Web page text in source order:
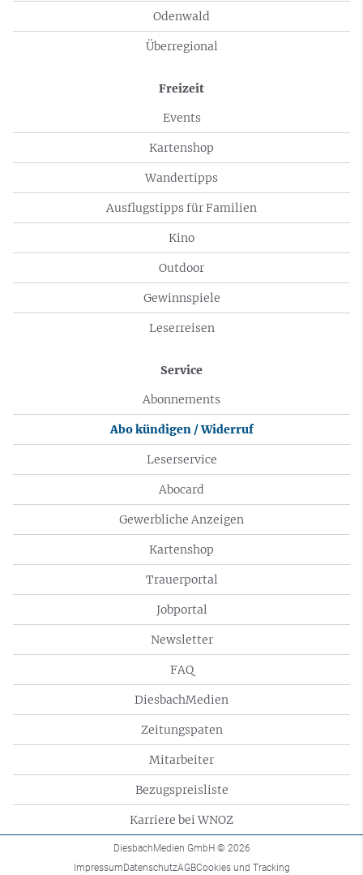
Odenwald
Überregional
Freizeit
Events
Kartenshop
Wandertipps
Ausflugstipps für Familien
Kino
Outdoor
Gewinnspiele
Leserreisen
Service
Abonnements
Abo kündigen / Widerruf
Leserservice
Abocard
Gewerbliche Anzeigen
Kartenshop
Trauerportal
Jobportal
Newsletter
FAQ
DiesbachMedien
Zeitungspaten
Mitarbeiter
Bezugspreisliste
Karriere bei WNOZ
DiesbachMedien GmbH © 2026
ImpressumDatenschutzAGBCookies und Tracking